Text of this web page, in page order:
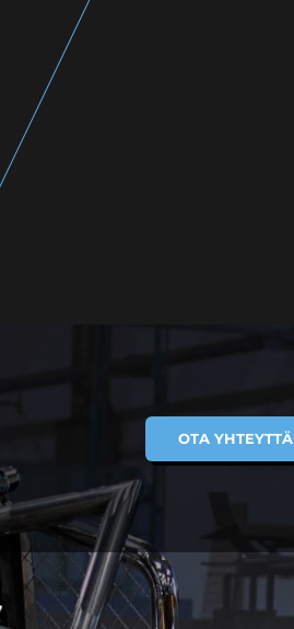
OTA YHTEYTTÄ